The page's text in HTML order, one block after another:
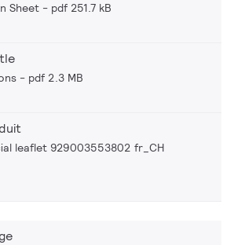
Sheet pdf 251.7 kB
pdf 2.3 MB
leaflet 929003553802 fr_CH